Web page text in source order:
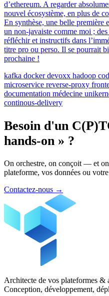
kafka docker devoxx hadoop
microservice reverse-proxy
documentation médecine
continous-delivery
Besoin d'un
hands-on » ?
On orchestre, on conçoit — et
plateforme, vos données ou
Contactez-nous →
Architecte de vos plateformes &
Conception, développement,